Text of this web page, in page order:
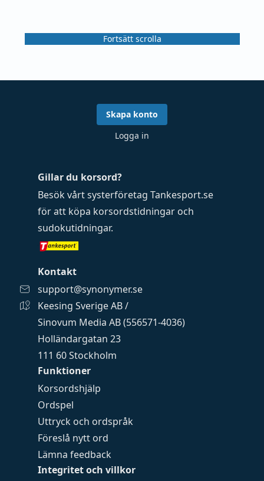
Fortsätt scrolla
Funktioner
Korsordshjälp
Ordspel
Uttryck och ordspråk
Föreslå nytt ord
Lämna feedback
Integritet och villkor
Gillar du korsord?
Besök vårt systerföretag Tankesport.se
för att köpa korsordstidningar och
sudokutidningar.
Kontakt
support@synonymer.se
Keesing Sverige AB /
Sinovum Media AB (556571-4036)
Holländargatan 23
111 60 Stockholm
Skapa konto
Logga in